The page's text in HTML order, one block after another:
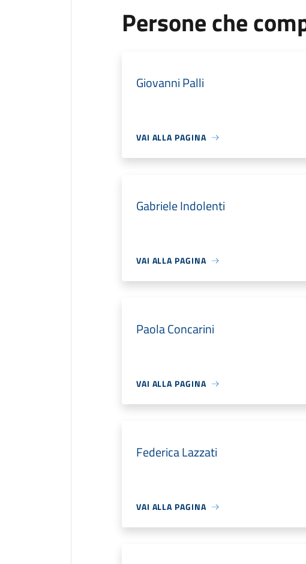
Persone che
Giovanni Palli
VAI ALLA PAGINA
Gabriele Indolenti
VAI ALLA PAGINA
Paola Concarini
VAI ALLA PAGINA
Federica Lazzati
VAI ALLA PAGINA